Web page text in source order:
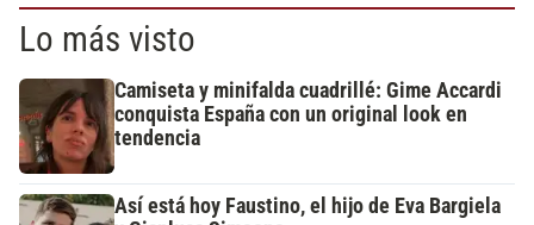
Lo más visto
Camiseta y minifalda cuadrillé: Gime Accardi
conquista España con un original look en
tendencia
Así está hoy Faustino, el hijo de Eva Bargiela